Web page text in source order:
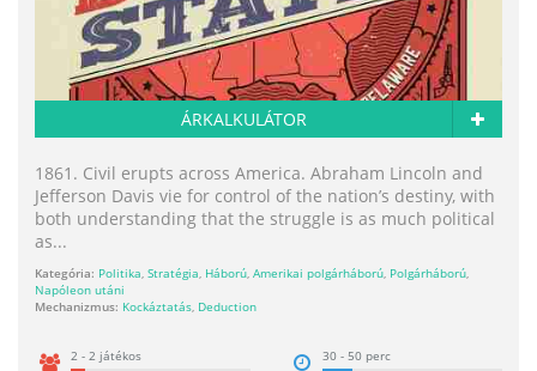
ÁRKALKULÁTOR
1861. Civil erupts across America. Abraham Lincoln and
Jefferson Davis vie for control of the nation’s destiny, with
both understanding that the struggle is as much political
as...
Kategória: Politika, Stratégia, Háború, Amerikai polgárháború, Polgárháború,
Napóleon utáni
Mechanizmus: Kockáztatás, Deduction
2 - 2 játékos 30 - 50 perc